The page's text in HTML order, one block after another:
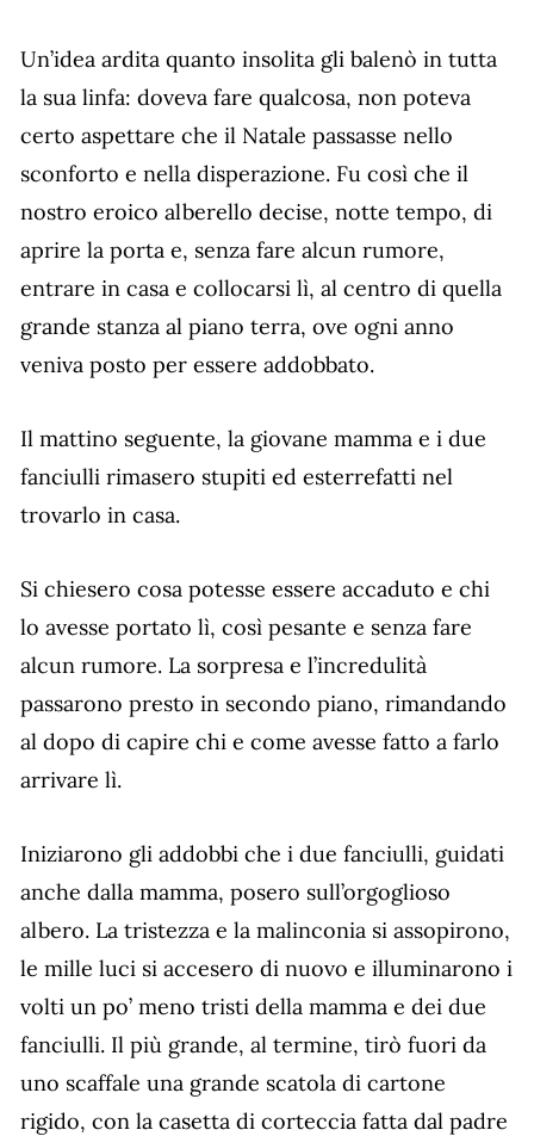
Un’idea ardita quanto insolita gli balenò in tutta
la sua linfa: doveva fare qualcosa, non poteva
certo aspettare che il Natale passasse nello
sconforto e nella disperazione. Fu così che il
nostro eroico alberello decise, notte tempo, di
aprire la porta e, senza fare alcun rumore,
entrare in casa e collocarsi lì, al centro di quella
grande stanza al piano terra, ove ogni anno
veniva posto per essere addobbato.
Il mattino seguente, la giovane mamma e i due
fanciulli rimasero stupiti ed esterrefatti nel
trovarlo in casa.
Si chiesero cosa potesse essere accaduto e chi
lo avesse portato lì, così pesante e senza fare
alcun rumore. La sorpresa e l’incredulità
passarono presto in secondo piano, rimandando
al dopo di capire chi e come avesse fatto a farlo
arrivare lì.
Iniziarono gli addobbi che i due fanciulli, guidati
anche dalla mamma, posero sull’orgoglioso
albero. La tristezza e la malinconia si assopirono,
le mille luci si accesero di nuovo e illuminarono i
volti un po’ meno tristi della mamma e dei due
fanciulli. Il più grande, al termine, tirò fuori da
uno scaffale una grande scatola di cartone
rigido, con la casetta di corteccia fatta dal padre